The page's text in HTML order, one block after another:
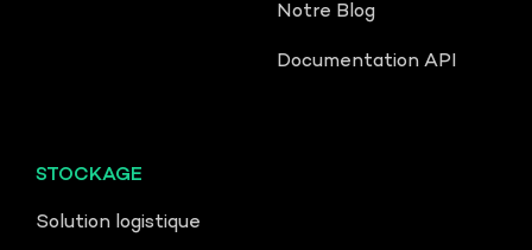
Notre Blog
Documentation API
STOCKAGE
Solution logistique